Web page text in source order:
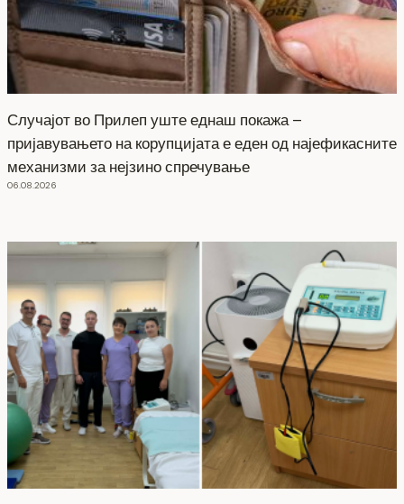
Случајот во Прилеп уште еднаш покажа –
пријавувањето на корупцијата е еден од најефикасните
механизми за нејзино спречување
06.08.2026